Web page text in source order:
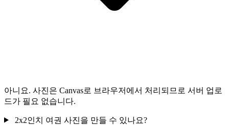
아니요. 사진은 Canvas로 브라우저에서 처리되므로 서버 업로
드가 필요 없습니다.
2x2인치 여권 사진을 만들 수 있나요?